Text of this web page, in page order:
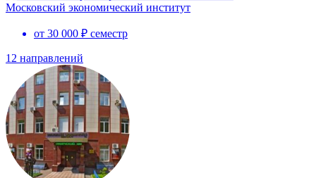
Московский экономический институт
от 30 000 ₽ семестр
12 направлений